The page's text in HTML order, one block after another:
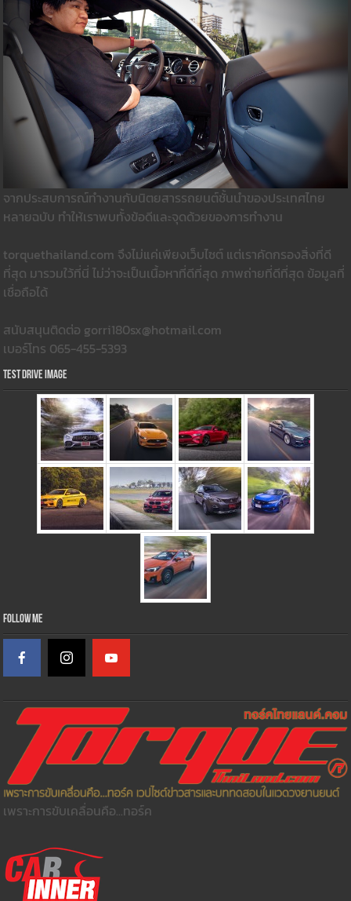
จากประสบการณ์ทำงานกับนิตยสารรถยนต์ชั้นนำของประเทศไทย
หลายฉบับ ทำให้เราพบทั้งข้อดีและจุดด้วยของการทำงาน
torquethailand.com จึงไม่แค่เพียงเว็บไซต์ แต่เราคัดกรองสิ่งที่ดี
ที่สุด มารวมใว้ที่นี่ ไม่ว่าจะเป็นเนื้อหาที่ดีที่สุด ภาพถ่ายที่ดีที่สุด ข้อมูลที่
เชื่อถือได้
สนับสนุนติดต่อ gorri180sx@hotmail.com
เบอร์โทร 065-455-5393
Test Drive Image
Follow Me
เพราะการขับเคลื่อนคือ...ทอร์ค